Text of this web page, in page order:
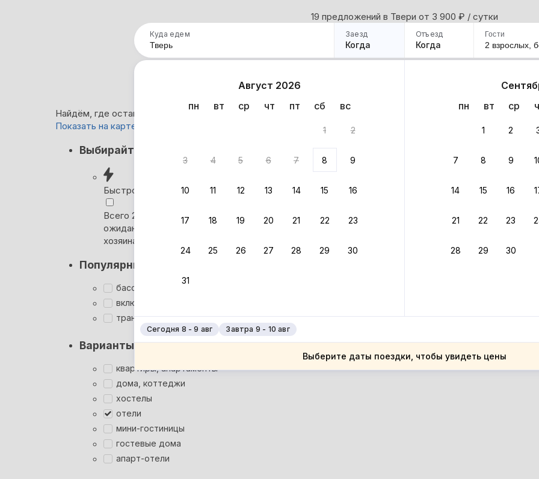
19 предложений в Твери oт 3 900 ₽ / сутки
Куда едем Заезд
Когда
Отъезд
Когда
Август 2026
пн
вт ср чт пт сб вс
1 2
3 4 5 6 7 8 9
10 11 12 13 14 15 16
17 18 19 20 21 22 23
24 25 26 27 28 29 30
31
пн
вт ср
1 2
7 8 9
14 15 16
21 22 23
28 29 30
Сегодня 8 - 9 авг Завтра 9 - 10 авг
Выберите даты поездки, чтобы увидеть цены
Гости
2 взрослых,
Найдём, где остановиться в Твери: 19 вариантов
Показать на карте
Выбирайте лучшее
Быстрое бронирование
Всего 2 минуты, без
ожидания ответа от
хозяина
Популярные фильтры
бассейн
включён завтрак
трансфер
Варианты размещения
квартиры, апартаменты
дома, коттеджи
хостелы
отели
мини-гостиницы
гостевые дома
апарт-отели
Вернём бонусами
Суперхозяин